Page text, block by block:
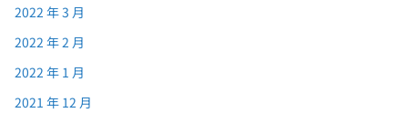
2022 年 3 月
2022 年 2 月
2022 年 1 月
2021 年 12 月